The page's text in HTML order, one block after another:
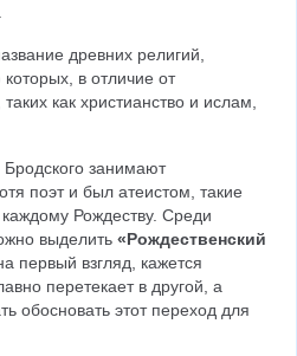
древних религий,
в отличие от
как христианство и ислам,
Бродского занимают
поэт и был атеистом, такие
каждому Рождеству. Среди
выделить «Рождественский
первый взгляд, кажется
перетекает в другой, а
обосновать этот переход для